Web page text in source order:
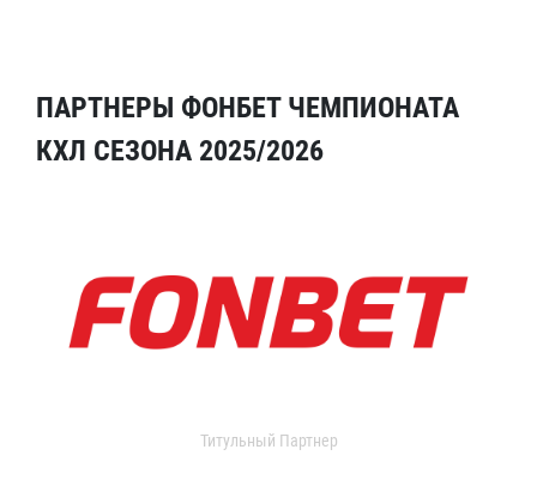
ПАРТНЕРЫ ФОНБЕТ ЧЕМПИОНАТА
КХЛ СЕЗОНА 2025/2026
Титульный Партнер